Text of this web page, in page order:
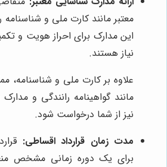
معتبر مانند کارت ملی و شناسنامه
این مدارک برای احراز هویت و
نیاز هستند.
علاوه بر کارت ملی و
مانند گواهینامه رانندگی و
نیز از شما درخواست شود.
مدت زمان قرارداد اقساطی:
برای یک دوره زمانی مشخص